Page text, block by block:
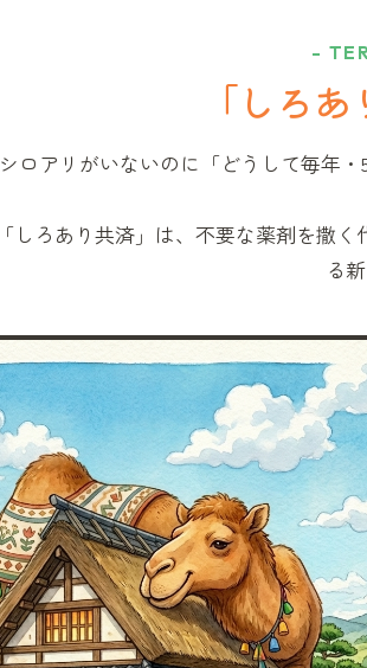
-
「しろあ
シロアリがいないのに「どうして毎年
「しろあり共済」 は、不要な薬剤を撒く
る